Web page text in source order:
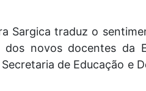
Sargica traduz o
novos docentes da
de Educação e